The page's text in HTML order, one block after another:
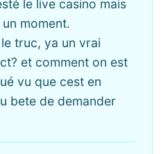
le live casino mais
moment.
truc, ya un vrai
et comment on est
vu que cest en
bete de demander